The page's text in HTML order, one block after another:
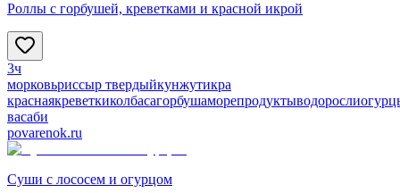
Роллы с горбушей, креветками и красной икрой
3ч
морковьриссыр твердыйкунжутикра
краснаякреветкиколбасагорбушаморепродуктыводоросли
васаби
povarenok.ru
Суши с лососем и огурцом